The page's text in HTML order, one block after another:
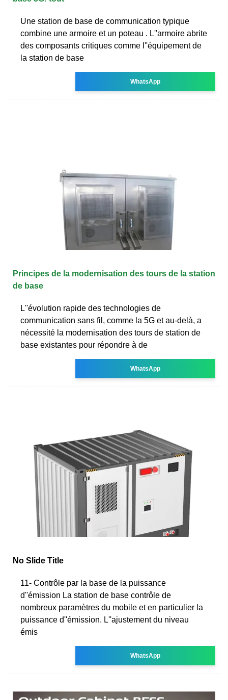
Une station de base de communication typique
combine une armoire et un poteau . L''armoire abrite
des composants critiques comme l''équipement de
la station de base
WhatsApp
Principes de la modernisation des tours de la station
de base
L''évolution rapide des technologies de
communication sans fil, comme la 5G et au-delà, a
nécessité la modernisation des tours de station de
base existantes pour répondre à de
WhatsApp
No Slide Title
11- Contrôle par la base de la puissance
d''émission La station de base contrôle de
nombreux paramètres du mobile et en particulier la
puissance d''émission. L''ajustement du niveau
émis
WhatsApp